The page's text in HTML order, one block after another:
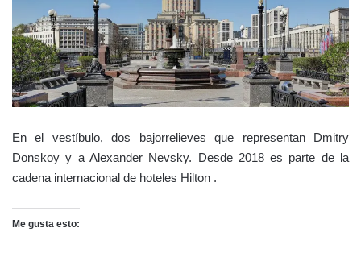
En el vestíbulo, dos bajorrelieves que representan Dmitry
Donskoy y a Alexander Nevsky. Desde 2018 es parte de la
cadena internacional de hoteles Hilton .
Me gusta esto: